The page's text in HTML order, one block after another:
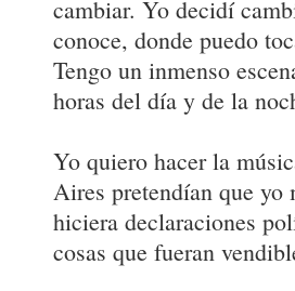
cambiar. Yo decidí
conoce, donde puedo
Tengo un inmenso
horas del día y de la
Yo quiero hacer la
Aires pretendían que
hiciera declaraciones
cosas que fueran